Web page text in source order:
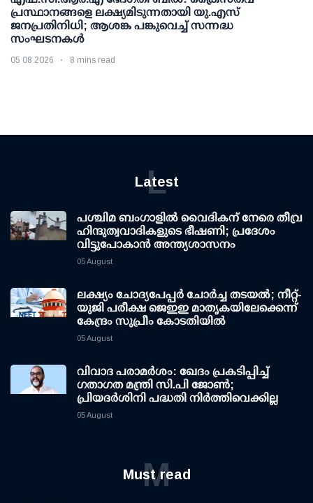
പ്രസ്ഥാനങ്ങളെ ലക്ഷ്യമിടുന്നതായി യു.എസ്
ജനപ്രതിനിധി; ആശങ്ക പങ്കുവെച്ച് സന്നദ്ധ
സംഘടനകള്‍
05 08 2026 8 mins read
Latest
L
പശ്ചിമ ബംഗാളിൽ വൈദികന് നേരെ തീവ്ര
ഹിന്ദുത്വവാദികളുടെ ഭീഷണി; പ്രദേശം
വിട്ടുപോകാൻ അന്ത്യശാസനം
05 August
ലക്ഷ്യം ചോദ്യപേപ്പര്‍ ചോര്‍ച്ച തടയല്‍; നീറ്റ്-
യുജി പരീക്ഷ ജെഇഇ മാതൃകയിലേക്കെന്ന്
കേന്ദ്രം സുപ്രീം കോടതിയില്‍
05 August
വിവാദ പരാമര്‍ശം: ഖേദം പ്രകടിപ്പിച്ച്
ഗതാഗത മന്ത്രി സി.പി ജോണ്‍;
പ്രിയദര്‍ശിനി പദ്ധതി നിര്‍ത്തിവെക്കില്ല
05 August
Must read
M